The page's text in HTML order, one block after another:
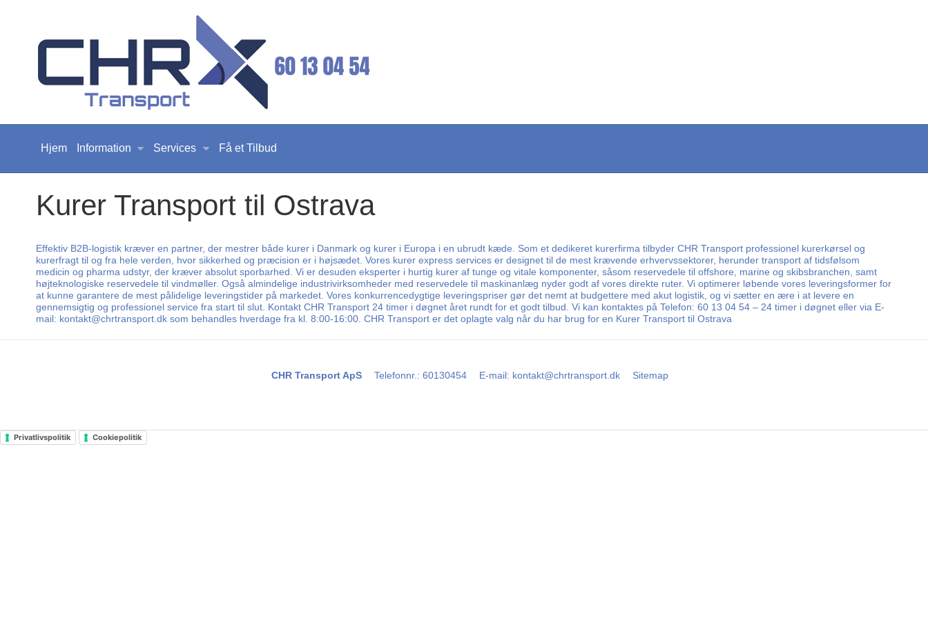
Hjem Information Services Få et Tilbud
Kurer Transport til Ostrava
Effektiv B2B-logistik kræver en partner, der mestrer både kurer i Danmark og kurer i Europa i en ubrudt kæde. Som et dedikeret kurerfirma tilbyder CHR Transport professionel kurerkørsel og
kurerfragt til og fra hele verden, hvor sikkerhed og præcision er i højsædet. Vores kurer express services er designet til de mest krævende erhvervssektorer, herunder transport af tidsfølsom
medicin og pharma udstyr, der kræver absolut sporbarhed. Vi er desuden eksperter i hurtig kurer af tunge og vitale komponenter, såsom reservedele til offshore, marine og skibsbranchen, samt
højteknologiske reservedele til vindmøller. Også almindelige industrivirksomheder med reservedele til maskinanlæg nyder godt af vores direkte ruter. Vi optimerer løbende vores leveringsformer for
at kunne garantere de mest pålidelige leveringstider på markedet. Vores konkurrencedygtige leveringspriser gør det nemt at budgettere med akut logistik, og vi sætter en ære i at levere en
gennemsigtig og professionel service fra start til slut. Kontakt CHR Transport 24 timer i døgnet året rundt for et godt tilbud. Vi kan kontaktes på Telefon: 60 13 04 54 – 24 timer i døgnet eller via E-
mail: kontakt@chrtransport.dk som behandles hverdage fra kl. 8:00-16:00. CHR Transport er det oplagte valg når du har brug for en Kurer Transport til Ostrava
CHR Transport ApS Telefonnr. : 60130454 E-mail: kontakt@chrtransport.dk Sitemap
Privatlivspolitik Cookiepolitik